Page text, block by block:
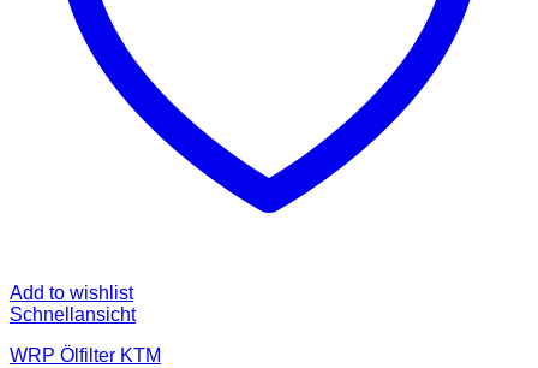
Add to wishlist
Schnellansicht
WRP Ölfilter KTM